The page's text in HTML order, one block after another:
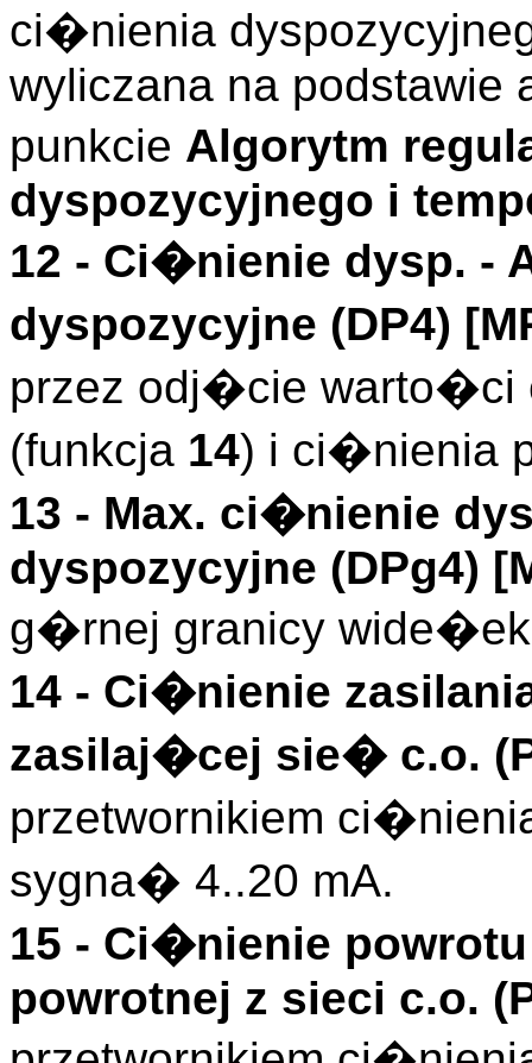
ci�nienia
wyliczana na podstawie
punkcie Algorytm
dyspozycyjnego i
12 - Ci�nienie dysp. -
dyspozycyjne (DP4)
przez odj�cie
(funkcja 14) i ci�nienia
13 - Max. ci�nienie
dyspozycyjne (DPg4)
g�rnej granicy
14 - Ci�nienie
zasilaj�cej sie� c.o. (
przetwornikiem
sygna� 4..20 mA.
15 - Ci�nienie powrotu
powrotnej z sieci c.o. (